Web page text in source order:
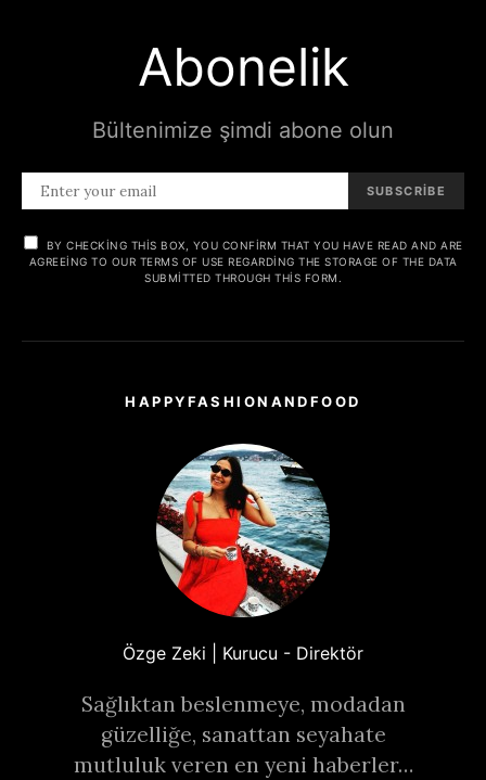
Abonelik
Bültenimize şimdi abone olun
SUBSCRIBE
BY CHECKING THIS BOX, YOU CONFIRM THAT YOU HAVE READ AND ARE
AGREEING TO OUR TERMS OF USE REGARDING THE STORAGE OF THE DATA
SUBMITTED THROUGH THIS FORM.
HAPPYFASHIONANDFOOD
Özge Zeki | Kurucu - Direktör
Sağlıktan beslenmeye, modadan
güzelliğe, sanattan seyahate
mutluluk veren en yeni haberler…